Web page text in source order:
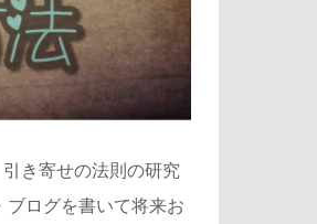
き寄せの法則の研究
ログを書いて将来お